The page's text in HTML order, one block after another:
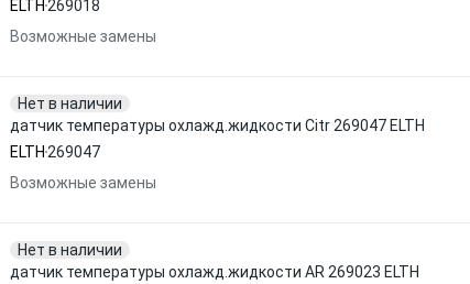
ELTH 269018
Возможные замены
Нет в наличии
датчик температуры охлажд.жидкости Citr 269047 ELTH
ELTH 269047
Возможные замены
Нет в наличии
датчик температуры охлажд.жидкости AR 269023 ELTH